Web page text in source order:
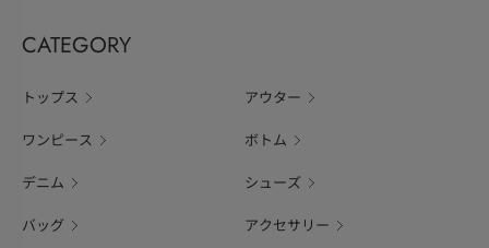
CATEGORY
トップス アウター
ワンピース ボトム
デニム シューズ
バッグ アクセサリー